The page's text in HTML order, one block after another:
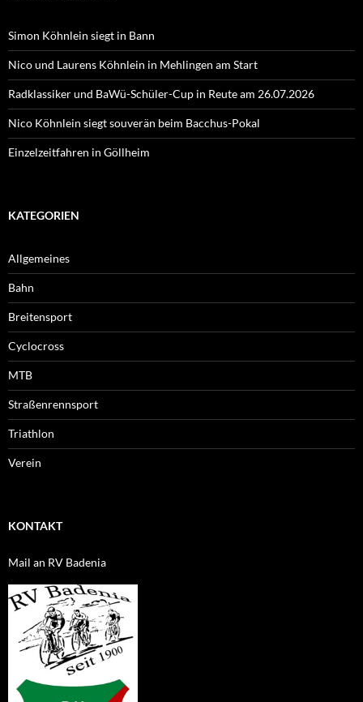
Simon Köhnlein siegt in Bann
Nico und Laurens Köhnlein in Mehlingen am Start
Radklassiker und BaWü-Schüler-Cup in Reute am 26.07.2026
Nico Köhnlein siegt souverän beim Bacchus-Pokal
Einzelzeitfahren in Göllheim
KATEGORIEN
Allgemeines
Bahn
Breitensport
Cyclocross
MTB
Straßenrennsport
Triathlon
Verein
KONTAKT
Mail an RV Badenia